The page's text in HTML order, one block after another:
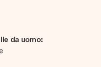
da uomo: